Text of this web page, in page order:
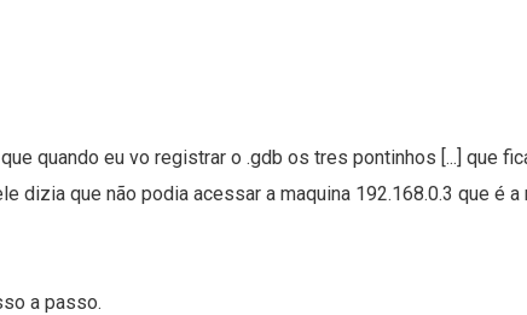
quando eu vo registrar o .gdb os tres pontinhos [...] que
dizia que não podia acessar a maquina 192.168.0.3 que é
a passo.